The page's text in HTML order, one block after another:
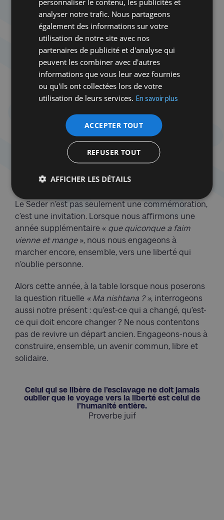
face au déferlement de violence au Proche-Orient,
nous devons continuer à croire que la paix est
possible, et qu’elle doit reposer sur la
reconnaissance mutuelle, sur deux peuples, deux
États, deux droits à vivre dignement. Cela signifie
refuser de céder à la fatalité de la guerre comme
horizon.
Pessah est une fête d’espérance. Non naïve, mais
facile mais elle nous rappelle que celle-ci vaut
toujours la peine d’être empruntée. Souvenons-
nous : la liberté ne se donne pas, elle se construit.
Et elle ne sera entière que lorsque tous, ici comme
ne sera plus une prière, mais une réalité.
Le Seder n’est pas seulement une commémoration,
c’est une invitation. Lorsque nous affirmons une
année supplémentaire « que quiconque a faim
vienne et mange», nous nous engageons à
marcher encore, ensemble, vers une liberté qui
n’oublie personne.
Alors cette année, à la table lorsque nous poserons
la question rituelle « Ma nishtana ? », interrogeons
aussi notre présent : qu’est-ce qui a changé, qu’est-
ce qui doit encore changer ? Ne nous contentons
pas de revivre un départ ancien. Engageons-nous à
construire, ensemble, un avenir commun, libre et
solidaire.
Celui qui se libère de l’esclavage ne doit jamais
oublier que le voyage vers la liberté est celui de
l’humanité entière.
Proverbe juif
analyser notre trafic. Nous partageons
également des informations sur votre
utilisation de notre site avec nos
partenaires de publicité et d'analyse qui
peuvent les combiner avec d'autres
informations que vous leur avez fournies
ou qu'ils ont collectées lors de votre
utilisation de leurs services. En savoir plus
ACCEPTER TOUT
REFUSER TOUT
AFFICHER LES DÉTAILS